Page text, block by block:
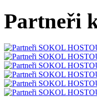
Partneři